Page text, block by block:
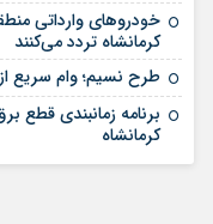
خودروهای وارداتی
کرمانشاه تردد می‌کنند
طرح نسیم؛ وام سریع
کرمانشاه